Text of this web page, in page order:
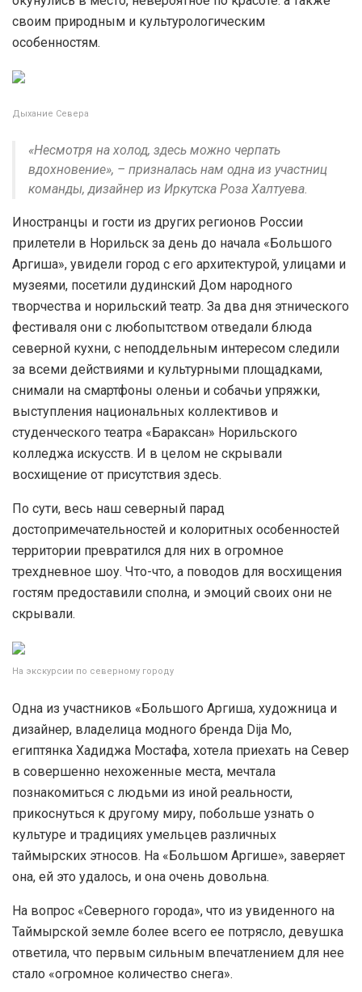
своим природным и культурологическим
особенностям.
Дыхание Севера
«Несмотря на холод, здесь можно черпать
вдохновение», – призналась нам одна из участниц
команды, дизайнер из Иркутска Роза Халтуева.
Иностранцы и гости из других регионов России
прилетели в Норильск за день до начала «Большого
Аргиша», увидели город с его архитектурой, улицами и
музеями, посетили дудинский Дом народного
творчества и норильский театр. За два дня этнического
фестиваля они с любопытством отведали блюда
северной кухни, с неподдельным интересом следили
за всеми действиями и культурными площадками,
снимали на смартфоны оленьи и собачьи упряжки,
выступления национальных коллективов и
студенческого театра «Бараксан» Норильского
колледжа искусств. И в целом не скрывали
восхищение от присутствия здесь.
По сути, весь наш северный парад
достопримечательностей и колоритных особенностей
территории превратился для них в огромное
трехдневное шоу. Что-что, а поводов для восхищения
гостям предоставили сполна, и эмоций своих они не
скрывали.
На экскурсии по северному городу
Одна из участников «Большого Аргиша, художница и
дизайнер, владелица модного бренда Dija Mo,
египтянка Хадиджа Мостафа, хотела приехать на Север
в совершенно нехоженные места, мечтала
познакомиться с людьми из иной реальности,
прикоснуться к другому миру, побольше узнать о
культуре и традициях умельцев различных
таймырских этносов. На «Большом Аргише», заверяет
она, ей это удалось, и она очень довольна.
На вопрос «Северного города», что из увиденного на
Таймырской земле более всего ее потрясло, девушка
ответила, что первым сильным впечатлением для нее
стало «огромное количество снега».